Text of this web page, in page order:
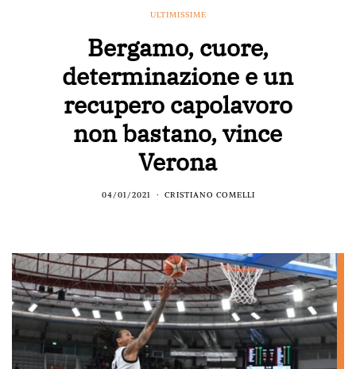
ULTIMISSIME
Bergamo, cuore,
determinazione e un
recupero capolavoro
non bastano, vince
Verona
04/01/2021 CRISTIANO COMELLI